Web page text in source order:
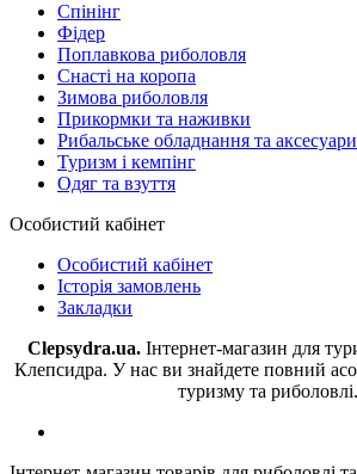
Спінінг
Фідер
Поплавкова риболовля
Снасті на коропа
Зимова риболовля
Прикормки та наживки
Рибальське обладнання та аксесуари
Туризм і кемпінг
Одяг та взуття
Особистий кабінет
Особистий кабінет
Історія замовлень
Закладки
Clepsydra.ua. Інтернет-магазин для
Клепсидра. У нас ви знайдете повний
туризму та риболовлі.